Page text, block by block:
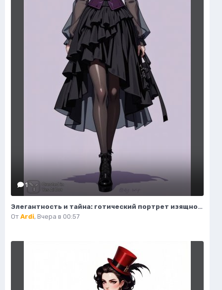
1
Элегантность и тайна: готический портрет изящной модели в деталях. Изображение из нейронной сети Flux Ai
От Ardi, Вчера в 00:57